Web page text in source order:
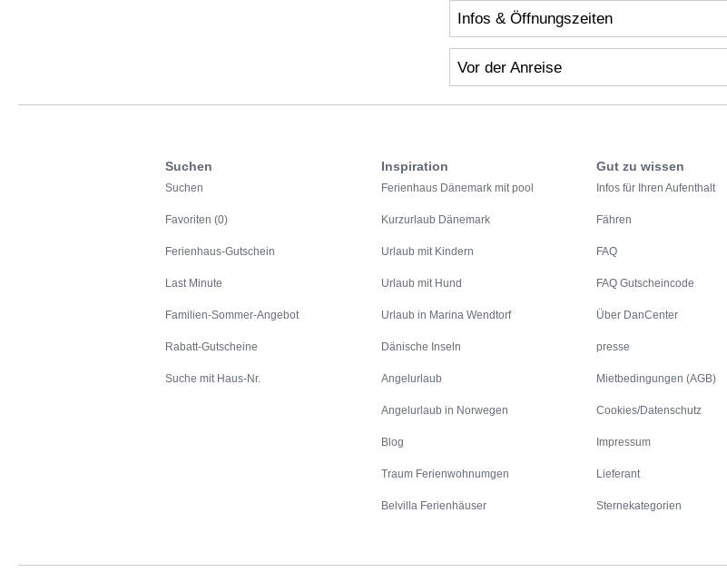
Infos & Öffnungszeiten
Vor der Anreise
Suchen
Suchen
Favoriten (0)
Ferienhaus-Gutschein
Last Minute
Familien-Sommer-Angebot
Rabatt-Gutscheine
Suche mit Haus-Nr.
Inspiration
Ferienhaus Dänemark mit pool
Kurzurlaub Dänemark
Urlaub mit Kindern
Urlaub mit Hund
Urlaub in Marina Wendtorf
Dänische Inseln
Angelurlaub
Angelurlaub in Norwegen
Blog
Traum Ferienwohnumgen
Belvilla Ferienhäuser
Gut zu wissen
Infos für Ihren Aufenthalt
Fähren
FAQ
FAQ Gutscheincode
Über DanCenter
presse
Mietbedingungen (AGB)
Cookies/Datenschutz
Impressum
Lieferant
Sternekategorien